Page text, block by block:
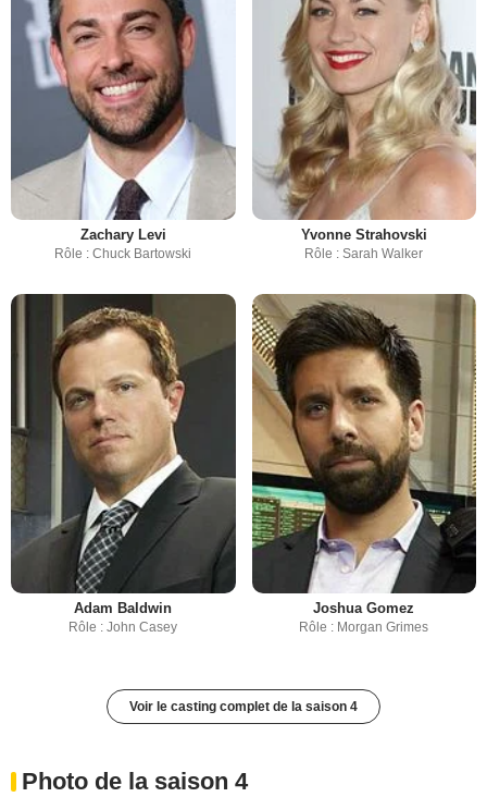
Zachary Levi
Rôle : Chuck Bartowski
Yvonne Strahovski
Rôle : Sarah Walker
Adam Baldwin
Rôle : John Casey
Joshua Gomez
Rôle : Morgan Grimes
Voir le casting complet de la saison 4
Photo de la saison 4